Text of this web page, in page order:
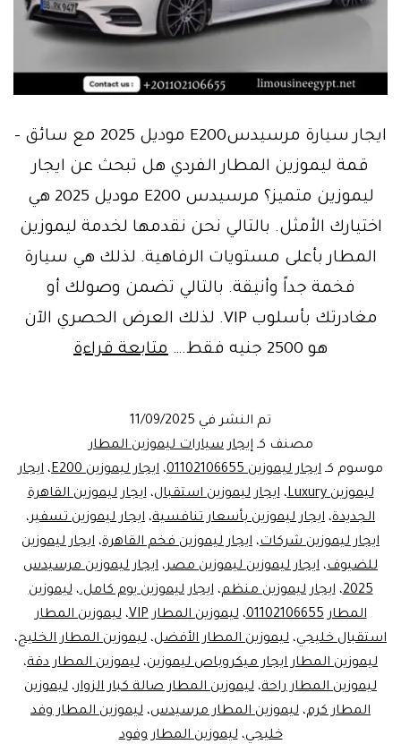
ايجار سيارة مرسيدسE200 موديل 2025 مع سائق –
قمة ليموزين المطار الفردي هل تبحث عن ايجار
ليموزين متميز؟ مرسيدس E200 موديل 2025 هي
اختيارك الأمثل. بالتالي نحن نقدمها لخدمة ليموزين
المطار بأعلى مستويات الرفاهية. لذلك هي سيارة
فخمة جداً وأنيقة. بالتالي تضمن وصولك أو
مغادرتك بأسلوب VIP. لذلك العرض الحصري الآن
هو 2500 جنيه فقط.…
متابعة قراءةاحجز
مرسيدس
E200
2500
جنيه
فقط
لخدمة
مطار
القاهرة
تم النشر في 11/09/2025
مصنف كـإيجار سيارات ليموزين المطار
موسوم كـ ايجار ليموزين 01102106655 ، ايجار ليموزين E200 ، ايجار
ليموزين Luxury
،ايجار ليموزين استقبال،ايجار ليموزين القاهرة
الجديدة، ايجار ليموزين بأسعار تنافسية، ايجار ليموزين تسفير،
ايجار ليموزين شركات، ايجار ليموزين فخم القاهرة، ايجار ليموزين
للضيوف، ايجار ليموزين ليموزين مصر، ايجار ليموزين مرسيدس
2025،ايجار ليموزين منظم،ايجار ليموزين يوم كامل.،ليموزين
المطار 01102106655
،ليموزين المطار VIP ،ليموزين المطار
استقبال خليجي، ليموزين المطار الأفضل، ليموزين المطار الخليج،
ليموزين المطار ايجار ميكروباص ليموزين، ليموزين المطار دقة،
ليموزين المطار راحة، ليموزين المطار صالة كبار الزوار، ليموزين
المطار كرم، ليموزين المطار مرسيدس، ليموزين المطار وفد
خليجي،ليموزين المطار وفود